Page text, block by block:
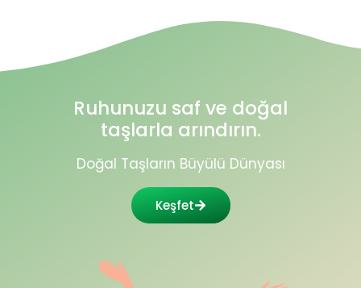
Ruhunuzu saf ve doğal
taşlarla arındırın.
Doğal Taşların Büyülü Dünyası
Keşfet